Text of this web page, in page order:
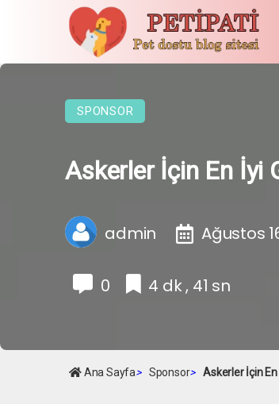
SPONSOR
Askerler İçin En İyi
admin Ağustos
0 4 dk , 41 sn
Ana Sayfa> Sponsor> Askerler İçin En